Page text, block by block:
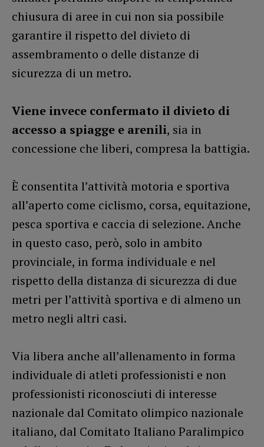
chiusura di aree in cui non sia possibile
garantire il rispetto del divieto di
assembramento o delle distanze di
sicurezza di un metro.
Viene invece confermato il divieto di
accesso a spiagge e arenili, sia in
concessione che liberi, compresa la battigia.
È consentita l’attività motoria e sportiva
all’aperto come ciclismo, corsa, equitazione,
pesca sportiva e caccia di selezione. Anche
in questo caso, però, solo in ambito
provinciale, in forma individuale e nel
rispetto della distanza di sicurezza di due
metri per l’attività sportiva e di almeno un
metro negli altri casi.
Via libera anche all’allenamento in forma
individuale di atleti professionisti e non
professionisti riconosciuti di interesse
nazionale dal Comitato olimpico nazionale
italiano, dal Comitato Italiano Paralimpico